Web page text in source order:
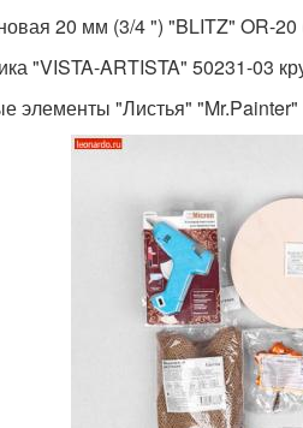
20 мм (3/4 ") "BLITZ" OR-
"VISTA-ARTISTA" 50231-03
элементы "Листья"